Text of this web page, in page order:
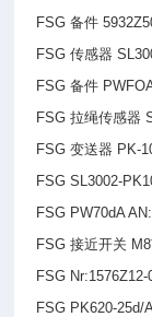
FSG备件
FSG传感器
FSG备件
FSG拉绳传感
FSG变送器
FSG SL3002-
FSG PW70dA
FSG接近开关
FSG
FSG PK620-